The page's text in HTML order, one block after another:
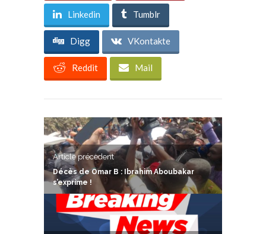
Linkedin Tumblr
Digg VKontakte
Reddit Mail
Article précedent
Décès de Omar B : Ibrahim Aboubakar
s’exprime !